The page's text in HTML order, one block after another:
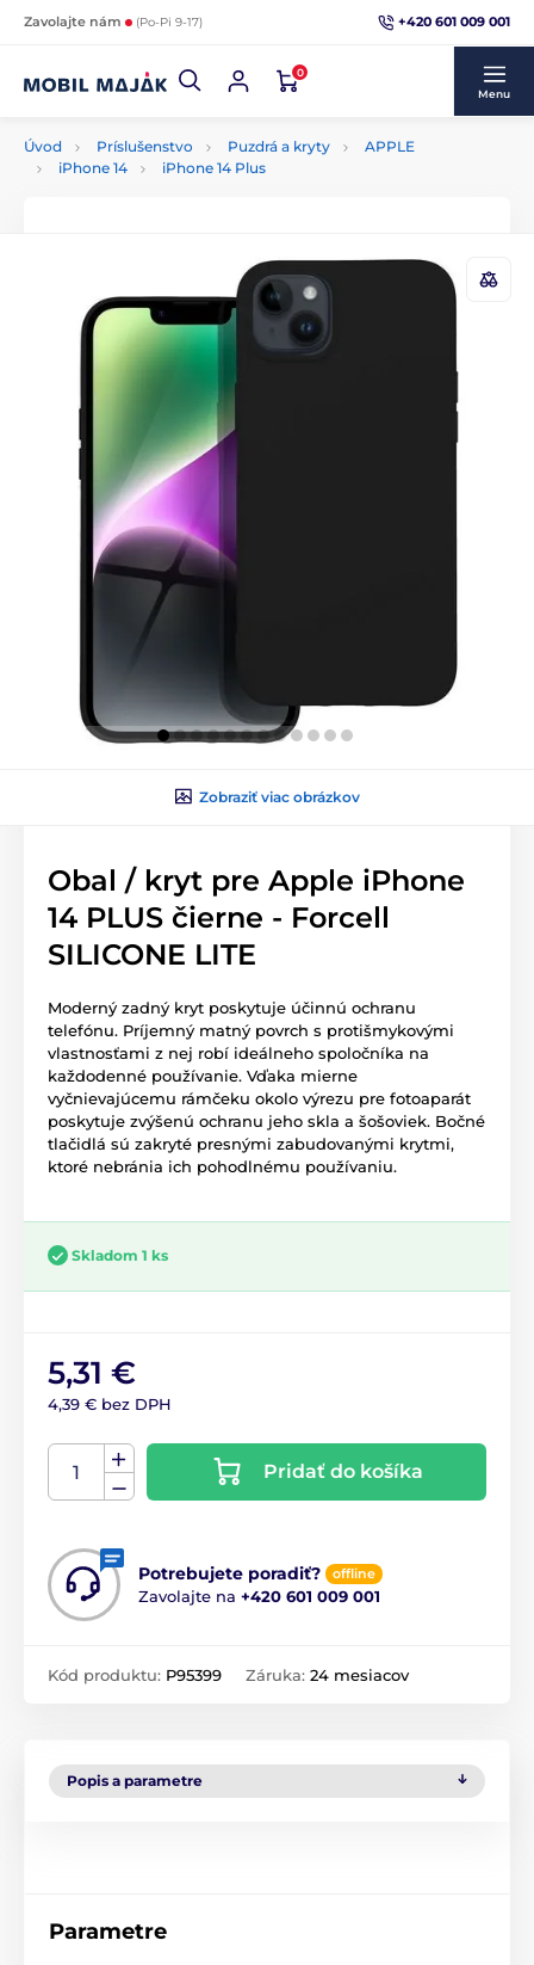
Zavolajte nám (Po-Pi 9-17) +420 601 009 001
0
Menu
Úvod Príslušenstvo Puzdrá a kryty
APPLE
iPhone 14
iPhone 14 Plus
Zobraziť viac obrázkov
Obal / kryt pre Apple iPhone
14 PLUS čierne - Forcell
SILICONE LITE
Moderný zadný kryt poskytuje účinnú ochranu
telefónu. Príjemný matný povrch s protišmykovými
vlastnosťami z nej robí ideálneho spoločníka na
každodenné používanie. Vďaka mierne
vyčnievajúcemu rámčeku okolo výrezu pre fotoaparát
poskytuje zvýšenú ochranu jeho skla a šošoviek. Bočné
tlačidlá sú zakryté presnými zabudovanými krytmi,
ktoré nebránia ich pohodlnému používaniu.
Skladom 1 ks
5,31 €
4,39 € bez DPH
Pridať do košíka
Potrebujete poradiť? offline
Zavolajte na +420 601 009 001
Kód produktu: P95399 Záruka: 24 mesiacov
Popis a parametre
Parametre